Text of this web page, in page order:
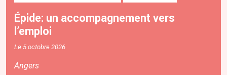
Épide: un accompagnement vers
l’emploi
Le 5 octobre 2026
Angers